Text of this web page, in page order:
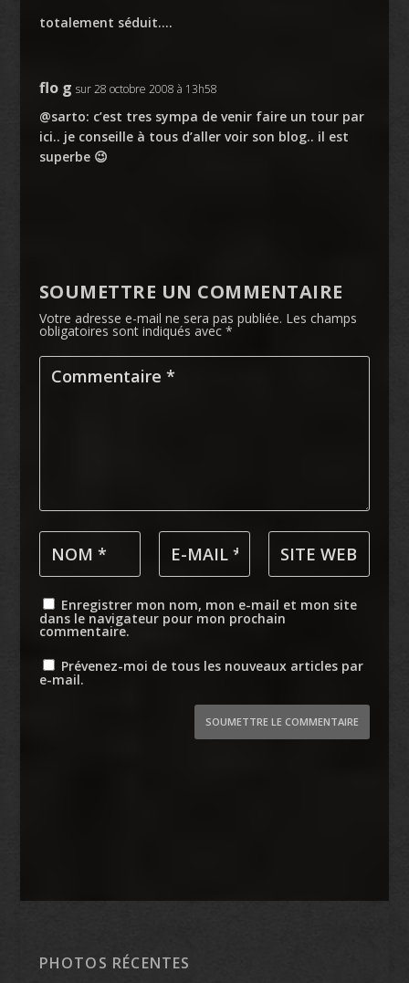
totalement séduit….
flo g sur 28 octobre 2008 à 13h58
@sarto: c’est tres sympa de venir faire un tour par
ici.. je conseille à tous d’aller voir son blog.. il est
superbe 😉
SOUMETTRE UN COMMENTAIRE
Votre adresse e-mail ne sera pas publiée. Les champs
obligatoires sont indiqués avec *
Enregistrer mon nom, mon e-mail et mon site
dans le navigateur pour mon prochain
commentaire.
Prévenez-moi de tous les nouveaux articles par
e-mail.
SOUMETTRE LE COMMENTAIRE
PHOTOS RÉCENTES